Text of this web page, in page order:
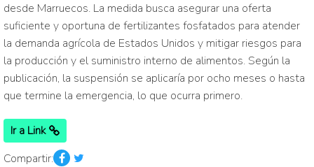
desde Marruecos. La medida busca asegurar una oferta
suficiente y oportuna de fertilizantes fosfatados para atender
la demanda agrícola de Estados Unidos y mitigar riesgos para
la producción y el suministro interno de alimentos. Según la
publicación, la suspensión se aplicaría por ocho meses o hasta
que termine la emergencia, lo que ocurra primero.
Ir a Link
Compartir: